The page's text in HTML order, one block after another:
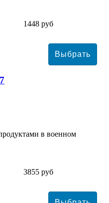
1448 руб
в военном
3855 руб